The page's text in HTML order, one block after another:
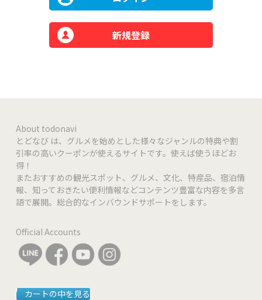
新規登録
About todonavi
とどなび は、グルメを始めとした様々なジャンルの特典や割
引率の高いクーポンが使えるサイトです。使えば使うほどお
得！
またおすすめの観光スポット、グルメ、文化、特産品、宿泊情
報、知っておきたい便利情報などコンテンツ豊富な内容を多言
語で展開。総合的なインバウンドサポートをします。
Official Accounts
カートの中を見る